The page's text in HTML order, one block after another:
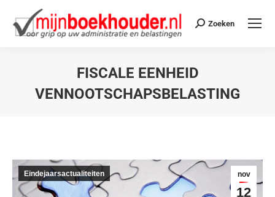
Zoeken
FISCALE EENHEID
VENNOOTSCHAPSBELASTING
nov
12
Eindejaarsactualiteiten